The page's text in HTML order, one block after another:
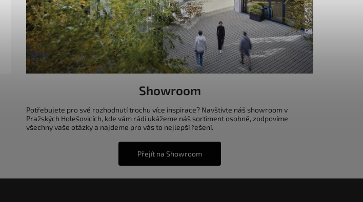
Showroom
Potřebujete pro své rozhodnutí trochu více inspirace? Navštivte náš showroom v
Pražských Holešovicích, kde vám rádi ukážeme náš sortiment osobně, zodpovíme
všechny vaše otázky a najdeme pro vás to nejlepší řešení.
Přejít na Showroom